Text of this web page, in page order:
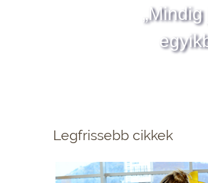
Legfrissebb cikkek